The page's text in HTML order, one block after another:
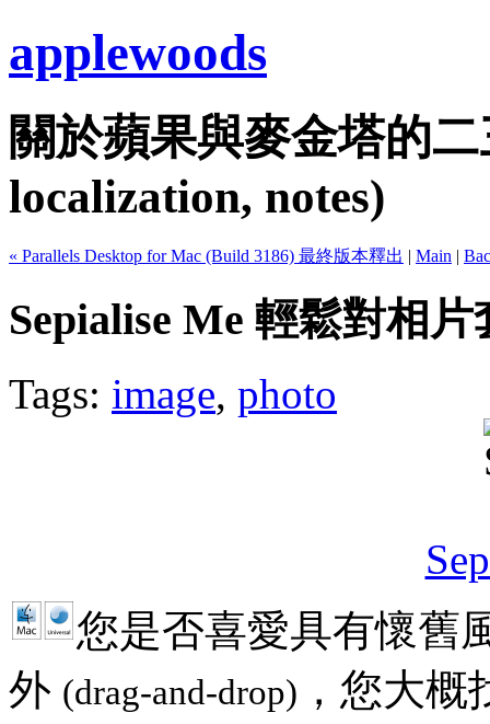
applewoods
關於蘋果與麥金塔的
localization, notes)
« Parallels Desktop for Mac (Build 3186) 最終版本釋出 | Main |
Sepialise Me 輕鬆對相
Tags: image, photo
您是否喜愛具有懷舊
外 (drag-and-drop) ，您大